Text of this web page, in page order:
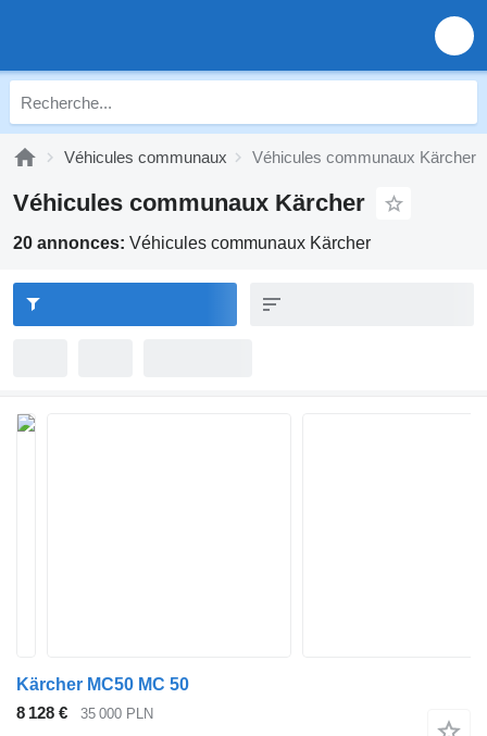
Véhicules communaux Véhicules communaux Kärcher
Véhicules communaux Kärcher
20 annonces: Véhicules communaux Kärcher
Kärcher MC50 MC 50
8 128 €
35 000 PLN